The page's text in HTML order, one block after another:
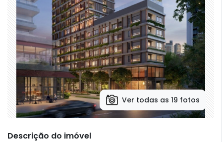
Ver todas as 19 fotos
Descrição do imóvel